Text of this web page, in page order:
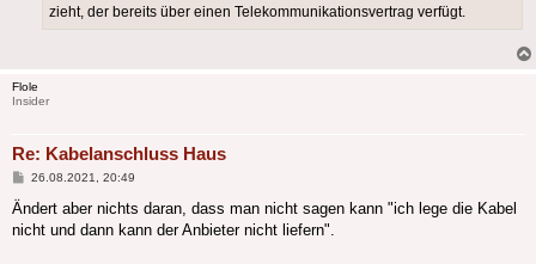
zieht, der bereits über einen Telekommunikationsvertrag verfügt.
Flole
Insider
Re: Kabelanschluss Haus
Beitrag
26.08.2021, 20:49
Ändert aber nichts daran, dass man nicht sagen kann "ich lege die Kabel
nicht und dann kann der Anbieter nicht liefern".